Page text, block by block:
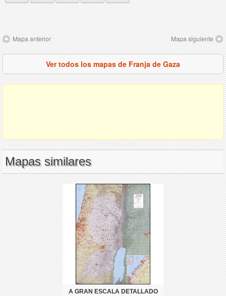
Mapa anterior Mapa siguiente
Ver todos los mapas de Franja de Gaza
Mapas similares
A GRAN ESCALA DETALLADO